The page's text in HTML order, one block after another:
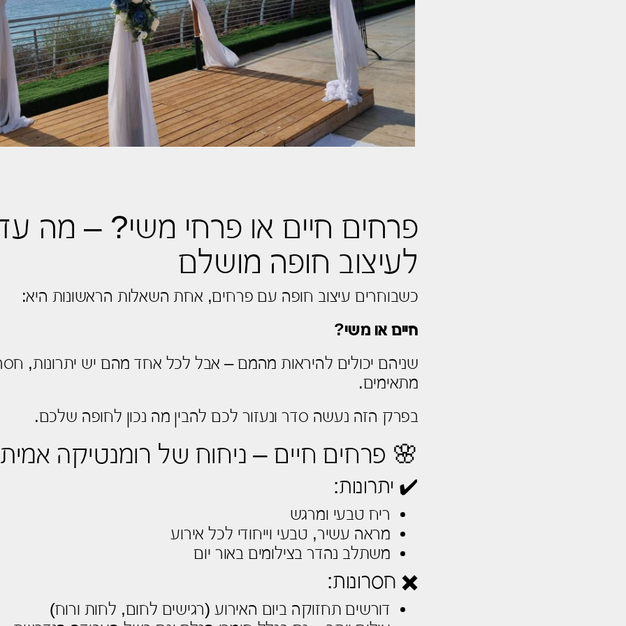
פרחים חיים או פרחי משי? – מה
לעיצוב חופה מושלם
כשבוחרים עיצוב חופה עם פרחים, אחת השאלות הראשונות היא:
חיים או משי?
שניהם יכולים להיראות מהמם – אבל לכל אחד מהם יש יתרונות,
מתאימים.
בפרק הזה נעשה סדר ונעזור לכם להבין מה נכון לחופה שלכם.
🌸 פרחים חיים – ניחוח של רומנטיקה
✔️ יתרונות:
ריח טבעי ומרגש
מראה עשיר, טבעי וייחודי לכל אירוע
משתלב נהדר בצילומים באור יום
✖️ חסרונות:
דורשים תחזוקה ביום האירוע (רגישים לחום, לחות ורוח)